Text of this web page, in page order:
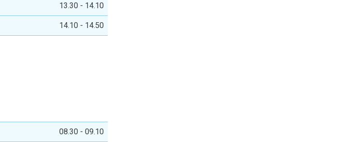
13.30 - 14.10
14.10 - 14.50
08.30 - 09.10